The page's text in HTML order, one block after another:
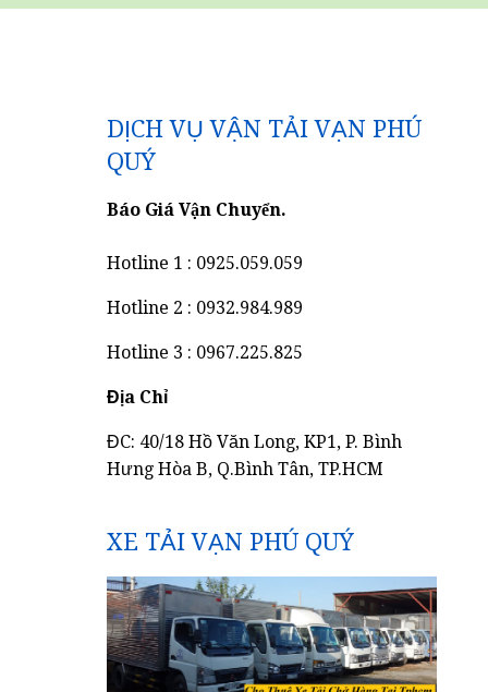
DỊCH VỤ VẬN TẢI VẠN PHÚ
QUÝ
Báo Giá Vận Chuyển.
Hotline 1 : 0925.059.059
Hotline 2 : 0932.984.989
Hotline 3 : 0967.225.825
Địa Chỉ
ĐC: 40/18 Hồ Văn Long, KP1, P. Bình
Hưng Hòa B, Q.Bình Tân, TP.HCM
XE TẢI VẠN PHÚ QUÝ